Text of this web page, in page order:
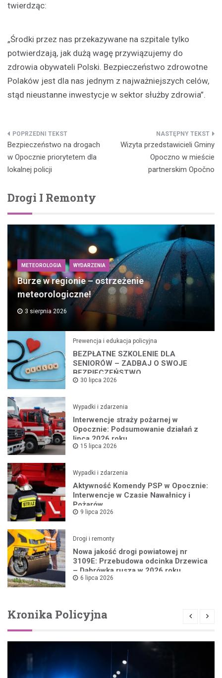
twierdząc:
„Środki przez nas przekazywane na szpitale tylko
potwierdzają, jak dużą wagę przywiązujemy do
zdrowia obywateli Polski. Bezpieczeństwo zdrowotne
Polaków jest dla nas jednym z najważniejszych celów,
stąd nieustanne inwestycje w sektor służby zdrowia”.
Nawigacja
wpisu
Bezpieczeństwo na drogach
w Opocznie priorytetem dla
lokalnej policji
Wizyta przedstawicieli Gminy
Opoczno w mieście
partnerskim Opočno
Drogi I Remonty
METEOROLOGIA WYDARZENIA
Burze w regionie – ostrzeżenie
meteorologiczne!
3 sierpnia 2026
Prewencja i edukacja policyjna
BEZPŁATNE SZKOLENIE DLA
SENIORÓW – ZADBAJ O SWOJE
BEZPIECZEŃSTWO
30 lipca 2026
Wypadki i zdarzenia
Interwencje straży pożarnej w
Opocznie: Podsumowanie działań z
lipca 2026 roku
15 lipca 2026
Wypadki i zdarzenia
Aktywność Komendy PSP w Opocznie:
Interwencje w Czasie Nawałnicy i
Pożarów
9 lipca 2026
Drogi i remonty
Nowa jakość drogi powiatowej nr
3109E: Przebudowa odcinka Drzewica
– Dąbrówka rusza w 2026 roku
6 lipca 2026
Kronika Policyjna